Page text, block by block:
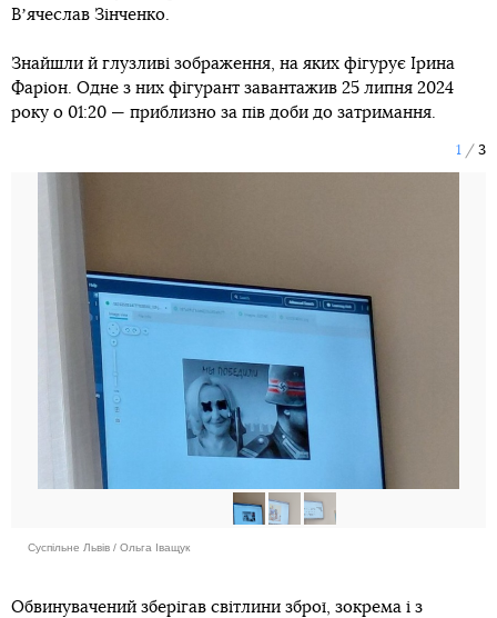
Вʼячеслав Зінченко.
Знайшли й глузливі зображення, на яких фігурує Ірина
Фаріон. Одне з них фігурант завантажив 25 липня 2024
року о 01:20 — приблизно за пів доби до затримання.
1 3
Суспільне Львів / Ольга Іващук
Обвинувачений зберігав світлини зброї, зокрема і з